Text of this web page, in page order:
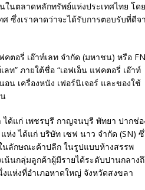
นตลาดหลักทรัพย์แห่งประเทศไทย โดย
ซึ่งเราคาดว่าจะได้รับการตอบรับที่ดีจ
ตอรี่ เอ๊าท์เลท จำกัด (มหาชน) หรือ FN
ท” ภายใต้ชื่อ “เอฟเอ็น แฟคตอรี่ เอ๊าท์
น เครื่องหนัง เฟอร์นิเจอร์ และของใช้
ด้แก่ เพชรบุรี กาญจนบุรี พัทยา ปากช่อ
ง ได้แก่ บริษัท เซฟ นาว จำกัด (SN) ซึ่
นลักษณะค้าปลีก ในรูปแบบห้างสรรพ
น้นกลุ่มลูกค้าผู้มีรายได้ระดับปานกลางถึ
แห่งที่อำเภอหาดใหญ่ จังหวัดสงขลา